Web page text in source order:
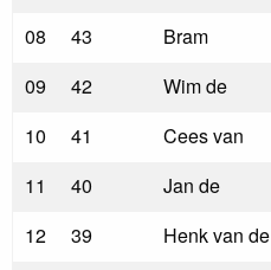
08
43 Bram
09
42 Wim de
10
41 Cees van
11
40 Jan de
12
39 Henk van de